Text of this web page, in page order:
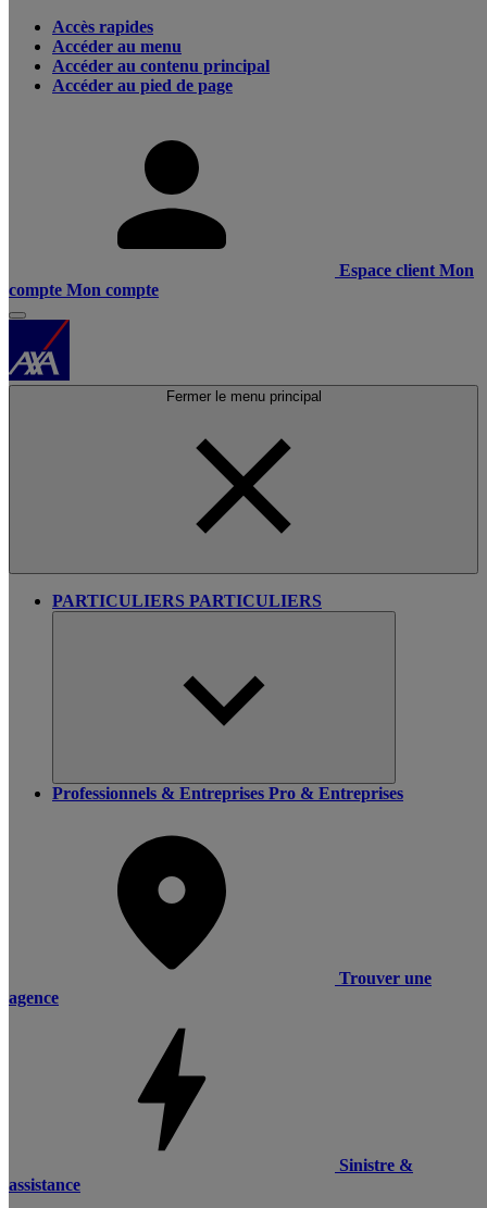
Accès rapides
Accéder au menu
Accéder au contenu principal
Accéder au pied de page
Espace client Mon
compte Mon compte
Fermer le menu principal
PARTICULIERS PARTICULIERS
Professionnels & Entreprises Pro & Entreprises
Trouver une
agence
Sinistre &
assistance